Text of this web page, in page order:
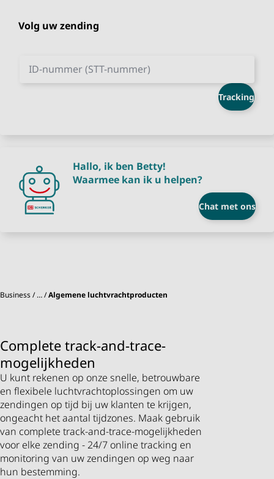
Volg uw zending
ID-nummer (STT-nummer)
Tracking
Hallo, ik ben Betty!
Waarmee kan ik u helpen?
Chat met ons
Business … Algemene luchtvrachtproducten
Complete track-and-trace-
mogelijkheden
U kunt rekenen op onze snelle, betrouwbare
en flexibele luchtvrachtoplossingen om uw
zendingen op tijd bij uw klanten te krijgen,
ongeacht het aantal tijdzones. Maak gebruik
van complete track-and-trace-mogelijkheden
voor elke zending - 24/7 online tracking en
monitoring van uw zendingen op weg naar
hun bestemming.